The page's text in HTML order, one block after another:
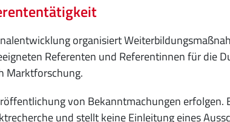
organisiert
Referenten und Referentinnen für die
Marktforschung.
von Bekanntmachungen erfolgen.
und stellt keine Einleitung eines